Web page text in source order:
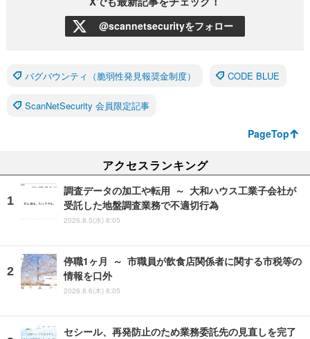
@scannetsecurityをフォロー
バグバウンティ（脆弱性発見報奨金制度） CODE BLUE
ScanNetSecurity 会員限定記事
PageTop
アクセスランキング
調査データの加工や転用 ～ 大和ハウス工業子会社が
受託した地盤調査業務で不適切行為
2026.8.5(水) 8:05
停職1ヶ月 ～ 市職員が飲食店関係者に関する市税等の
情報を口外
2026.8.6(木) 8:05
セシール、再発防止のため業務委託先の見直しを完了